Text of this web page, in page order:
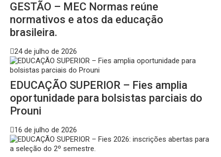
GESTÃO – MEC Normas reúne
normativos e atos da educação
brasileira.
24 de julho de 2026
EDUCAÇÃO SUPERIOR – Fies amplia
oportunidade para bolsistas parciais do
Prouni
16 de julho de 2026